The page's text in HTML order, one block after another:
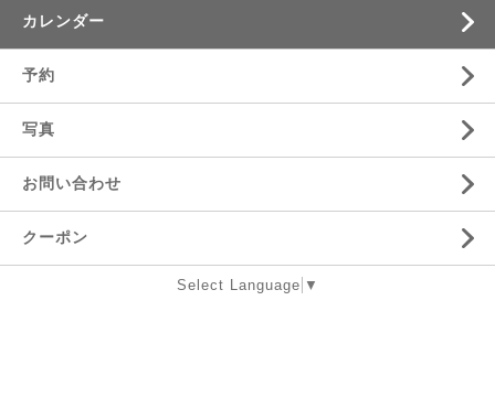
カレンダー
予約
写真
お問い合わせ
クーポン
Select Language ▼